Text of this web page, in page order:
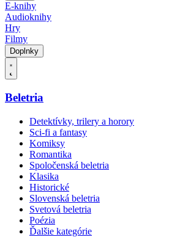
E-knihy
Audioknihy
Hry
Filmy
Doplnky
Beletria
Detektívky, trilery a horory
Sci-fi a fantasy
Komiksy
Romantika
Spoločenská beletria
Klasika
Historické
Slovenská beletria
Svetová beletria
Poézia
Ďalšie kategórie